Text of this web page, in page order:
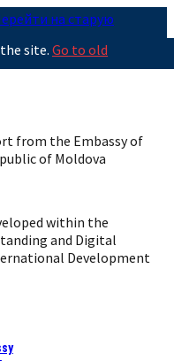
на старую
site.Go to old
from the Embassy of
of Moldova
within the
and Digital
Development